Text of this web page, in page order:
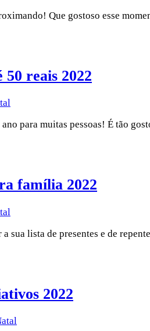
Que gostoso esse
50 reais 2022
para muitas pessoas! É tão
família 2022
sua lista de presentes e de
2022